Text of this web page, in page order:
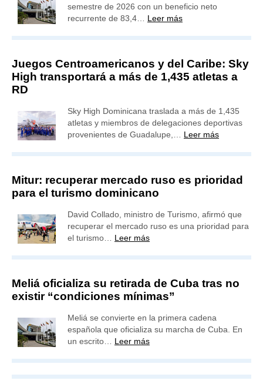
semestre de 2026 con un beneficio neto
recurrente de 83,4… Leer más
Juegos Centroamericanos y del Caribe: Sky
High transportará a más de 1,435 atletas a
RD
Sky High Dominicana traslada a más de 1,435
atletas y miembros de delegaciones deportivas
provenientes de Guadalupe,… Leer más
Mitur: recuperar mercado ruso es prioridad
para el turismo dominicano
David Collado, ministro de Turismo, afirmó que
recuperar el mercado ruso es una prioridad para
el turismo… Leer más
Meliá oficializa su retirada de Cuba tras no
existir “condiciones mínimas”
Meliá se convierte en la primera cadena
española que oficializa su marcha de Cuba. En
un escrito… Leer más